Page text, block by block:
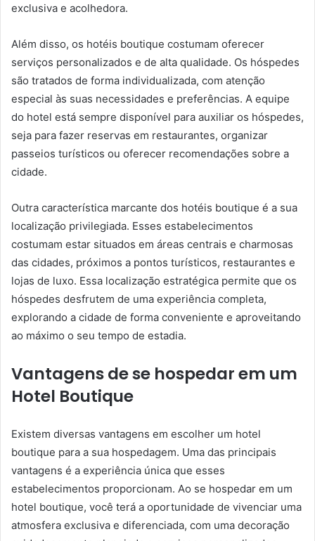
exclusiva e acolhedora.
Além disso, os hotéis boutique costumam oferecer
serviços personalizados e de alta qualidade. Os hóspedes
são tratados de forma individualizada, com atenção
especial às suas necessidades e preferências. A equipe
do hotel está sempre disponível para auxiliar os hóspedes,
seja para fazer reservas em restaurantes, organizar
passeios turísticos ou oferecer recomendações sobre a
cidade.
Outra característica marcante dos hotéis boutique é a sua
localização privilegiada. Esses estabelecimentos
costumam estar situados em áreas centrais e charmosas
das cidades, próximos a pontos turísticos, restaurantes e
lojas de luxo. Essa localização estratégica permite que os
hóspedes desfrutem de uma experiência completa,
explorando a cidade de forma conveniente e aproveitando
ao máximo o seu tempo de estadia.
Vantagens de se hospedar em um
Hotel Boutique
Existem diversas vantagens em escolher um hotel
boutique para a sua hospedagem. Uma das principais
vantagens é a experiência única que esses
estabelecimentos proporcionam. Ao se hospedar em um
hotel boutique, você terá a oportunidade de vivenciar uma
atmosfera exclusiva e diferenciada, com uma decoração